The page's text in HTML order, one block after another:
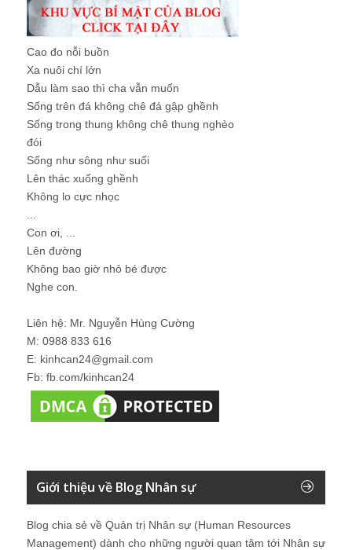
Cao đo nỗi buồn
Xa nuôi chí lớn
Dẫu làm sao thì cha vẫn muốn
Sống trên đá không chê đá gập ghềnh
Sống trong thung không chê thung nghèo
đói
Sống như sông như suối
Lên thác xuống ghềnh
Không lo cực nhọc
Con ơi, ...
Lên đường
Không bao giờ nhỏ bé được
Nghe con.
Liên hệ: Mr. Nguyễn Hùng Cường
M: 0988 833 616
E: kinhcan24@gmail.com
Fb: fb.com/kinhcan24
Giới thiệu về Blog Nhân sự
Blog chia sẻ về Quản trị Nhân sự (Human Resources
Management) dành cho những người quan tâm tới Nhân sự